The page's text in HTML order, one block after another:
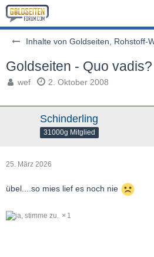
Inhalte von Goldseiten, Rohstoff-
Goldseiten - Quo vadis?
wef 2. Oktober 2008
Schinderling
31000g Mitglied
25. März 2026
übel....so mies lief es noch nie
1